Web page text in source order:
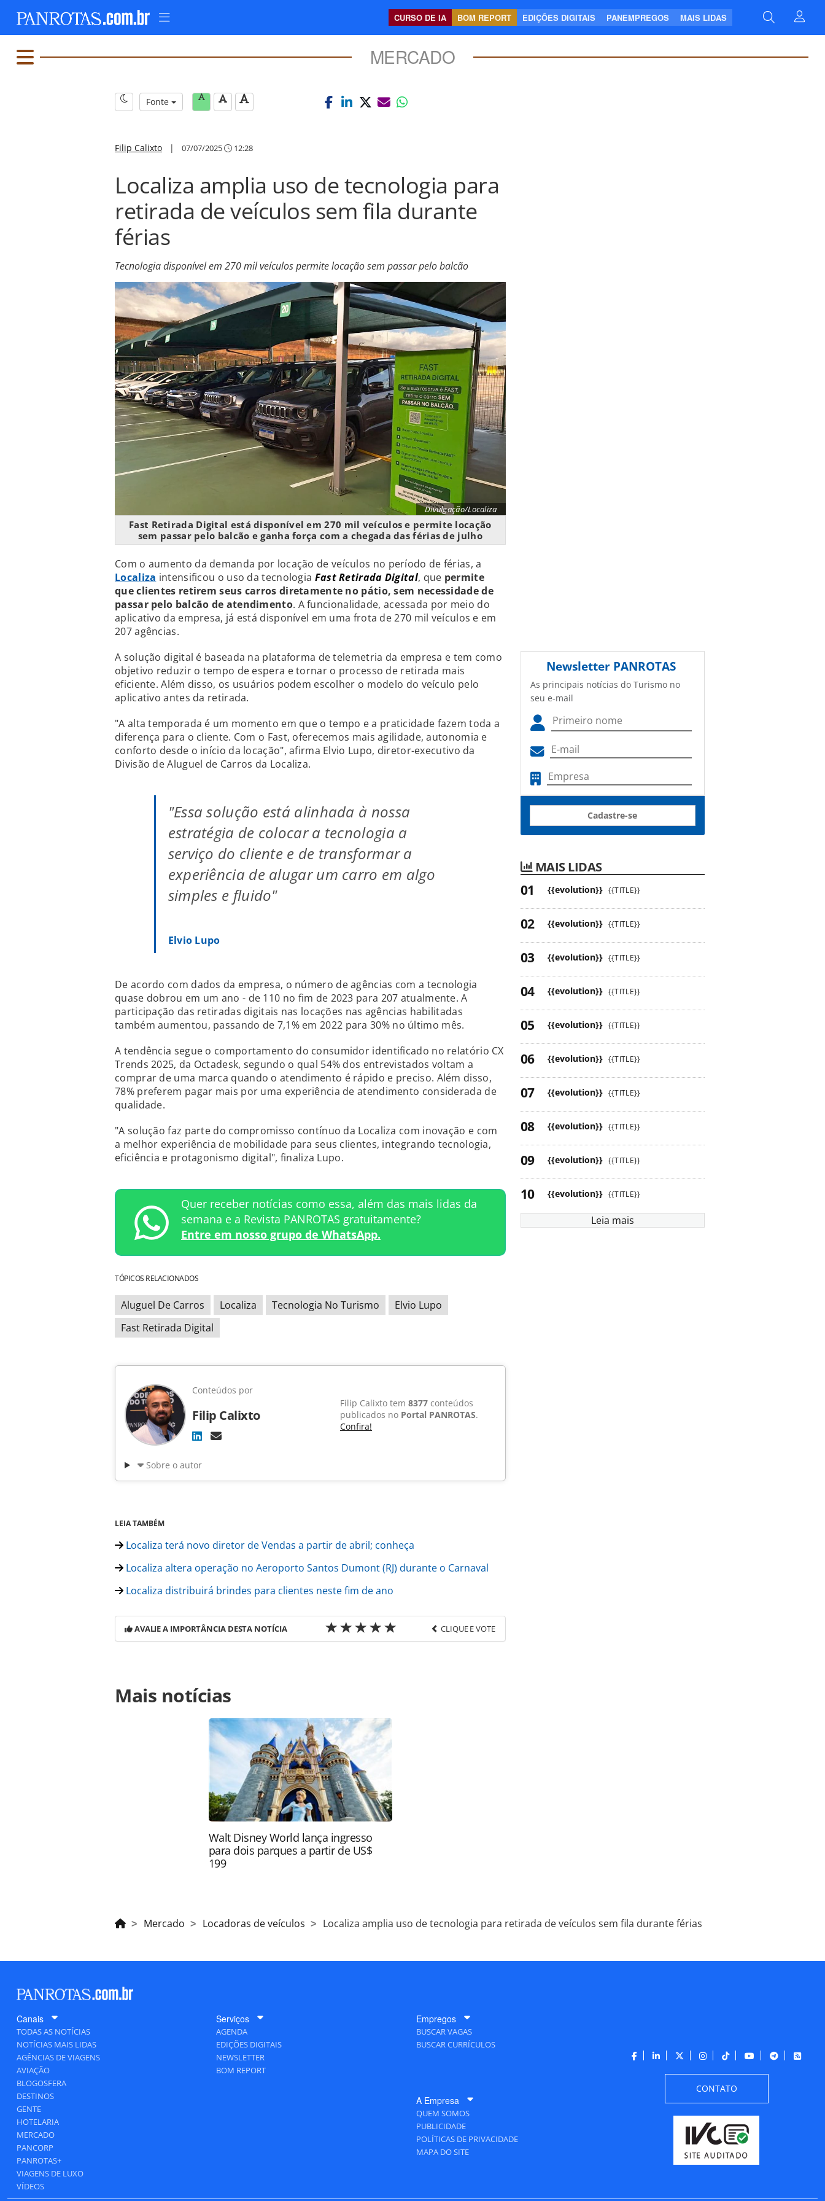
CURSO DE IA BOM REPORT EDIÇÕES DIGITAIS PANEMPREGOS MAIS LIDAS
MERCADO
Fonte
Filip Calixto | 07/07/2025 12:28
Localiza amplia uso de tecnologia para
retirada de veículos sem fila durante
férias
Tecnologia disponível em 270 mil veículos permite locação sem passar pelo balcão
Divulgação/Localiza
Fast Retirada Digital está disponível em 270 mil veículos e permite locação
sem passar pelo balcão e ganha força com a chegada das férias de julho
Com o aumento da demanda por locação de veículos no período de férias, a
Localiza intensificou o uso da tecnologia Fast Retirada Digital, que permite
que clientes retirem seus carros diretamente no pátio, sem necessidade de
passar pelo balcão de atendimento. A funcionalidade, acessada por meio do
aplicativo da empresa, já está disponível em uma frota de 270 mil veículos e em
207 agências.
A solução digital é baseada na plataforma de telemetria da empresa e tem como
objetivo reduzir o tempo de espera e tornar o processo de retirada mais
eficiente. Além disso, os usuários podem escolher o modelo do veículo pelo
aplicativo antes da retirada.
"A alta temporada é um momento em que o tempo e a praticidade fazem toda a
diferença para o cliente. Com o Fast, oferecemos mais agilidade, autonomia e
conforto desde o início da locação", afirma Elvio Lupo, diretor-executivo da
Divisão de Aluguel de Carros da Localiza.
"Essa solução está alinhada à nossa
estratégia de colocar a tecnologia a
serviço do cliente e de transformar a
experiência de alugar um carro em algo
simples e fluido"
Elvio Lupo
De acordo com dados da empresa, o número de agências com a tecnologia
quase dobrou em um ano - de 110 no fim de 2023 para 207 atualmente. A
participação das retiradas digitais nas locações nas agências habilitadas
também aumentou, passando de 7,1% em 2022 para 30% no último mês.
A tendência segue o comportamento do consumidor identificado no relatório CX
Trends 2025, da Octadesk, segundo o qual 54% dos entrevistados voltam a
comprar de uma marca quando o atendimento é rápido e preciso. Além disso,
78% preferem pagar mais por uma experiência de atendimento considerada de
qualidade.
"A solução faz parte do compromisso contínuo da Localiza com inovação e com
a melhor experiência de mobilidade para seus clientes, integrando tecnologia,
eficiência e protagonismo digital", finaliza Lupo.
Quer receber notícias como essa, além das mais lidas da
semana e a Revista PANROTAS gratuitamente?
Entre em nosso grupo de WhatsApp.
TÓPICOS RELACIONADOS
Aluguel De Carros Localiza Tecnologia No Turismo
Elvio Lupo
Fast Retirada Digital
Conteúdos por
Filip Calixto
Filip Calixto tem 8377 conteúdos
publicados no Portal PANROTAS.
Confira!
Sobre o autor
LEIA TAMBÉM
Localiza terá novo diretor de Vendas a partir de abril; conheça
Localiza altera operação no Aeroporto Santos Dumont (RJ) durante o Carnaval
Localiza distribuirá brindes para clientes neste fim de ano
AVALIE A IMPORTÂNCIA DESTA NOTÍCIA CLIQUE E VOTE
https://www.panrotas.com.br/mercado/locadoras-de-veiculos/2025/07/localiza-amplia-
uso-de-tecnologia-para-retirada-de-veiculos-sem-fila-durante-ferias_219246.html ou as
ferramentas oferecidas na página. Todo o conteúdo produzido pela PANROTAS Editora
é protegido pela legislação brasileira sobre direito autoral. Não reproduza o conteúdo
sem autorização da PANROTAS Editora (copyright@panrotas.com.br).
Mais notícias
Walt Disney World lança ingresso
para dois parques a partir de US$
199
Newsletter PANROTAS
As principais notícias do Turismo no
seu e-mail
Cadastre-se
MAIS LIDAS
{{evolution}} {{TITLE}}
{{evolution}} {{TITLE}}
{{evolution}} {{TITLE}}
{{evolution}} {{TITLE}}
{{evolution}} {{TITLE}}
{{evolution}} {{TITLE}}
{{evolution}} {{TITLE}}
{{evolution}} {{TITLE}}
{{evolution}} {{TITLE}}
{{evolution}} {{TITLE}}
Leia mais
Mercado Locadoras de veículos Localiza amplia uso de tecnologia para retirada de veículos sem fila durante férias
Canais
TODAS AS NOTÍCIAS
NOTÍCIAS MAIS LIDAS
AGÊNCIAS DE VIAGENS
AVIAÇÃO
BLOGOSFERA
DESTINOS
GENTE
HOTELARIA
MERCADO
PANCORP
PANROTAS+
VIAGENS DE LUXO
VÍDEOS
Serviços
AGENDA
EDIÇÕES DIGITAIS
NEWSLETTER
BOM REPORT
Empregos
BUSCAR VAGAS
BUSCAR CURRÍCULOS
A Empresa
QUEM SOMOS
PUBLICIDADE
POLÍTICAS DE PRIVACIDADE
MAPA DO SITE
CONTATO